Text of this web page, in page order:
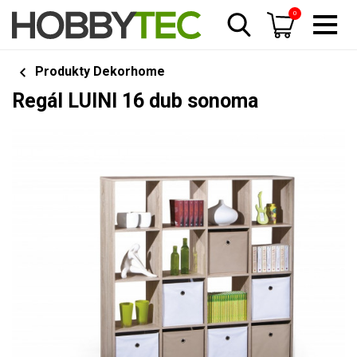
0
Produkty Dekorhome
Regál LUINI 16 dub sonoma